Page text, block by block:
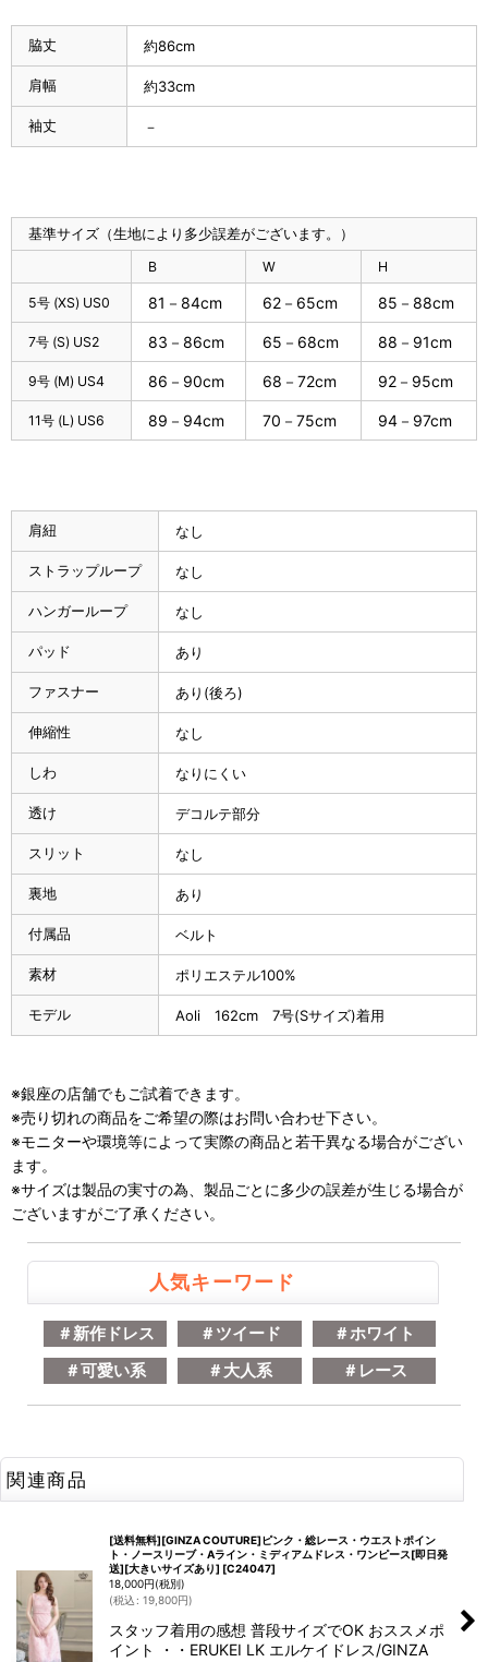
脇丈 約86cm
肩幅 約33cm
袖丈 －
基準サイズ（生地により多少誤差がございます。）
B W H
5号 (XS) US0 81－84cm 62－65cm 85－88cm
7号 (S) US2 83－86cm 65－68cm 88－91cm
9号 (M) US4 86－90cm 68－72cm 92－95cm
11号 (L) US6 89－94cm 70－75cm 94－97cm
肩紐 なし
ストラップループ なし
ハンガーループ なし
パッド あり
ファスナー あり(後ろ)
伸縮性 なし
しわ なりにくい
透け デコルテ部分
スリット なし
裏地 あり
付属品 ベルト
素材 ポリエステル100%
モデル Aoli 162cm 7号(Sサイズ)着用
※銀座の店舗でもご試着できます。
※売り切れの商品をご希望の際はお問い合わせ下さい。
※モニターや環境等によって実際の商品と若干異なる場合がござい
ます。
※サイズは製品の実寸の為、製品ごとに多少の誤差が生じる場合が
ございますがご了承ください。
人気キーワード
＃新作ドレス ＃ツイード
＃ホワイト
＃可愛い系
＃大人系 ＃レース
関連商品
[送料無料][GINZA COUTURE]ピンク・総レース・ウエストポイン
ト・ノースリーブ・Aライン・ミディアムドレス・ワンピース[即日発
送][大きいサイズあり] [C24047]
18,000円(税別)
(税込 : 19,800円)
スタッフ着用の感想 普段サイズでOK おススメポ
イント ・・ERUKEI LK エルケイドレス/GINZA